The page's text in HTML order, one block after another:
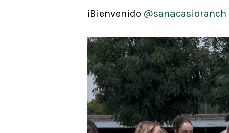
¡Bienvenido @sanacasioranch